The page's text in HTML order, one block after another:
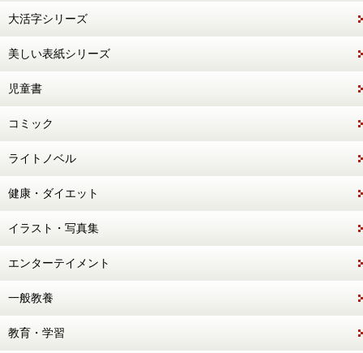
大活字シリーズ
美しい表紙シリーズ
児童書
コミック
ライトノベル
健康・ダイエット
イラスト・写真集
エンターテイメント
一般教養
教育・学習